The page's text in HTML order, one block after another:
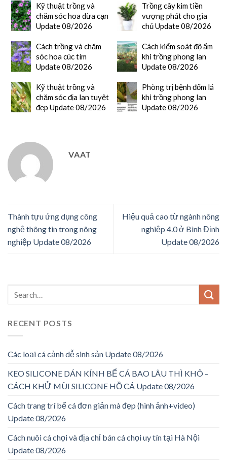
Kỹ thuật trồng và
chăm sóc hoa dừa cạn
Update 08/2026
Trồng cây kim tiền
vượng phát cho gia
chủ Update 08/2026
Cách trồng và chăm
sóc hoa cúc tím
Update 08/2026
Cách kiểm soát độ ẩm
khi trồng phong lan
Update 08/2026
Kỹ thuật trồng và
chăm sóc địa lan tuyệt
đẹp Update 08/2026
Phòng trị bệnh đốm lá
khi trồng phong lan
Update 08/2026
VAAT
Thành tựu ứng dụng công
nghệ thông tin trong nông
nghiệp Update 08/2026
Hiệu quả cao từ ngành nông
nghiệp 4.0 ở Bình Định
Update 08/2026
RECENT POSTS
Các loại cá cảnh dễ sinh sản Update 08/2026
KEO SILICONE DÁN KÍNH BỂ CÁ BAO LÂU THÌ KHÔ –
CÁCH KHỬ MÙI SILICONE HỒ CÁ Update 08/2026
Cách trang trí bể cá đơn giản mà đẹp (hình ảnh+video)
Update 08/2026
Cách nuôi cá chọi và địa chỉ bán cá chọi uy tín tại Hà Nội
Update 08/2026